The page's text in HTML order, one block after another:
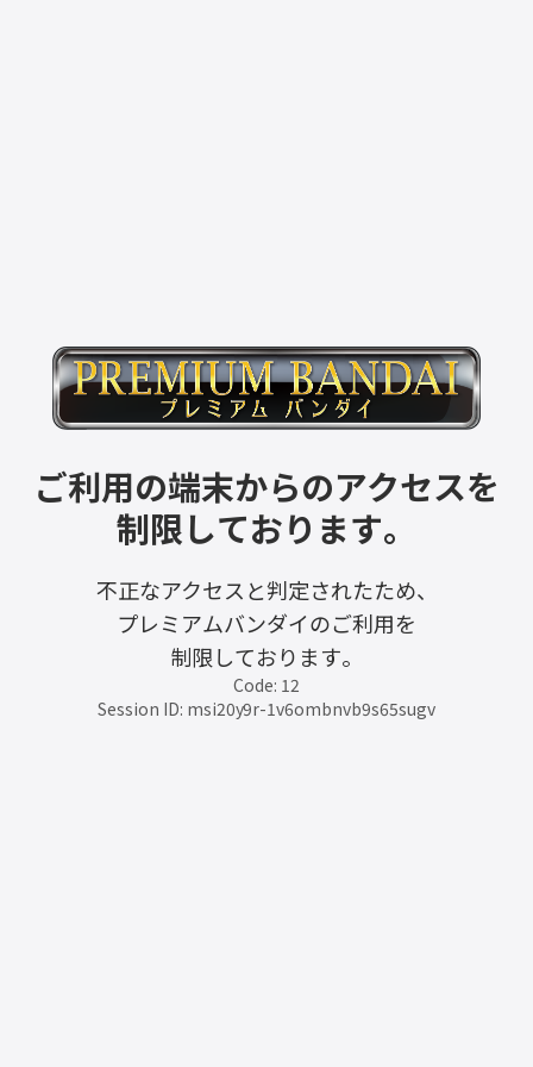
ご利用の端末からのアクセスを
制限しております。
不正なアクセスと判定されたため、
プレミアムバンダイのご利用を
制限しております。
Code: 12
Session ID: msi20y9r-1v6ombnvb9s65sugv